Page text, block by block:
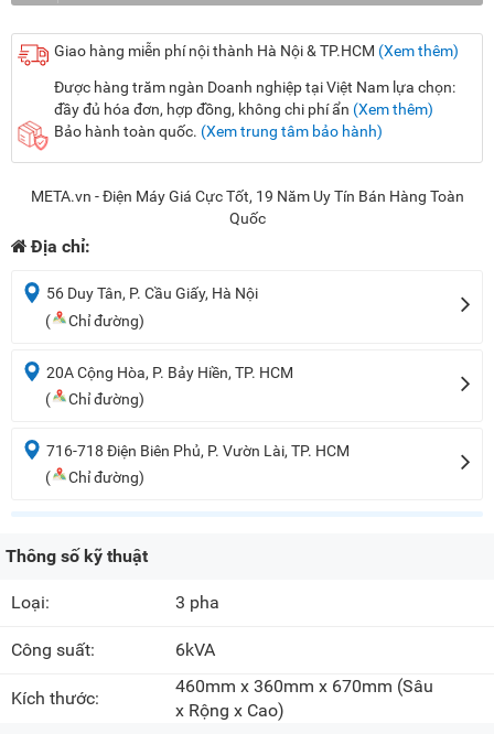
Giao hàng miễn phí nội thành Hà Nội & TP.HCM (Xem thêm)
Được hàng trăm ngàn Doanh nghiệp tại Việt Nam lựa chọn:
đầy đủ hóa đơn, hợp đồng, không chi phí ẩn (Xem thêm)
Bảo hành toàn quốc. (Xem trung tâm bảo hành)
META.vn - Điện Máy Giá Cực Tốt, 19 Năm Uy Tín Bán Hàng Toàn
Quốc
Địa chỉ:
56 Duy Tân, P. Cầu Giấy, Hà Nội
(
Chỉ đường)
20A Cộng Hòa, P. Bảy Hiền, TP. HCM
(
Chỉ đường)
716-718 Điện Biên Phủ, P. Vườn Lài, TP. HCM
(
Chỉ đường)
Thông số kỹ thuật
Loại: 3 pha
Công suất: 6kVA
Kích thước:
460mm x 360mm x 670mm (Sâu
x Rộng x Cao)